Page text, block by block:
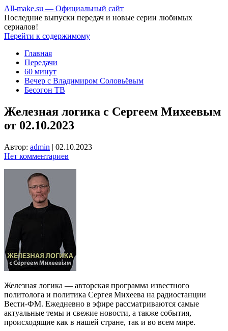
All-make.su — Официальный сайт
Последние выпуски передач и новые серии любимых
сериалов!
Перейти к содержимому
Главная
Передачи
60 минут
Вечер с Владимиром Соловьёвым
Бесогон ТВ
Железная логика с Сергеем Михеевым
от 02.10.2023
Автор: admin | 02.10.2023
Нет комментариев
Железная логика — авторская программа известного
политолога и политика Сергея Михеева на радиостанции
Вести-ФМ. Ежедневно в эфире рассматриваются самые
актуальные темы и свежие новости, а также события,
происходящие как в нашей стране, так и во всем мире.